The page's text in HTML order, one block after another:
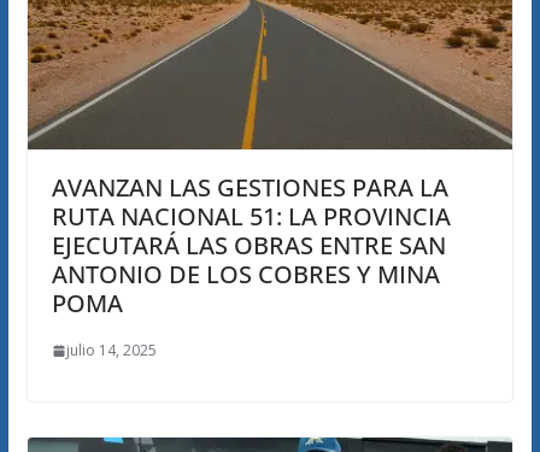
AVANZAN LAS GESTIONES PARA LA
RUTA NACIONAL 51: LA PROVINCIA
EJECUTARÁ LAS OBRAS ENTRE SAN
ANTONIO DE LOS COBRES Y MINA
POMA
julio 14, 2025